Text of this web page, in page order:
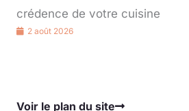
crédence de votre cuisine
2 août 2026
Voir le plan du site